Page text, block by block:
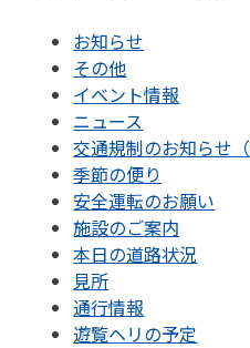
お知らせ
その他
イベント情報
ニュース
交通規制のお知らせ（
季節の便り
安全運転のお願い
施設のご案内
本日の道路状況
見所
通行情報
遊覧ヘリの予定